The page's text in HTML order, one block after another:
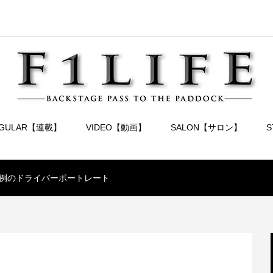
【連載】 VIDEO【動画】 SALON【サロン】
のドライバーポートレート